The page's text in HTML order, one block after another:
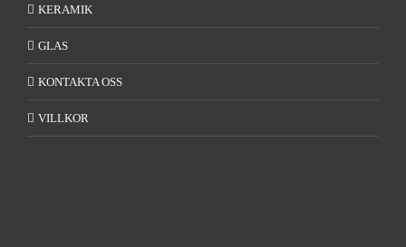
KERAMIK
GLAS
KONTAKTA OSS
VILLKOR